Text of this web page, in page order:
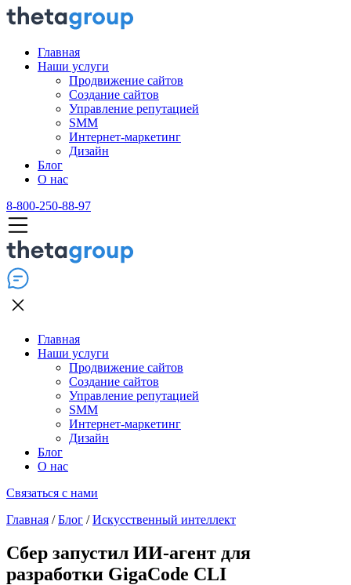
Главная
Наши услуги
Продвижение сайтов
Создание сайтов
Управление репутацией
SMM
Интернет-маркетинг
Дизайн
Блог
О нас
8-800-250-88-97
Главная
Наши услуги
Продвижение сайтов
Создание сайтов
Управление репутацией
SMM
Интернет-маркетинг
Дизайн
Блог
О нас
Связаться с нами
Главная /Блог /Искусственный интеллект
Сбер запустил ИИ-агент для
разработки GigaCode CLI